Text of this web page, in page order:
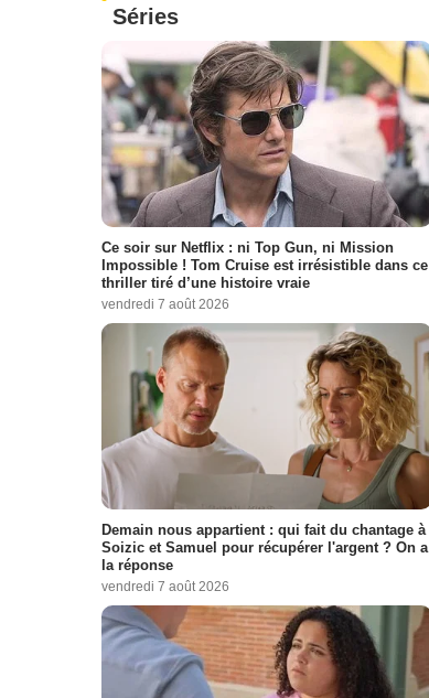
Séries
Ce soir sur Netflix : ni Top Gun, ni Mission
Impossible ! Tom Cruise est irrésistible dans ce
thriller tiré d’une histoire vraie
vendredi 7 août 2026
Demain nous appartient : qui fait du chantage à
Soizic et Samuel pour récupérer l'argent ? On a
la réponse
vendredi 7 août 2026